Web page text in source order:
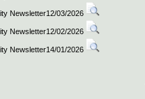
Newsletter12/03/2026
Newsletter12/02/2026
Newsletter14/01/2026